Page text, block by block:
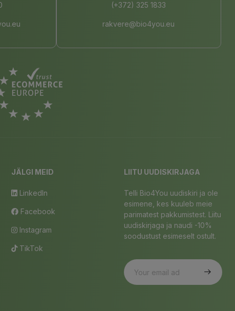
(+372) 325 1833
rakvere@bio4you.eu
JÄLGI MEID
LinkedIn
Facebook
Instagram
TikTok
LIITU UUDISKIRJAGA
Telli Bio4You uudiskiri ja ole
esimene, kes kuuleb meie
parimatest pakkumistest. Liitu
uudiskirjaga ja naudi -10%
soodustust esimeselt ostult.